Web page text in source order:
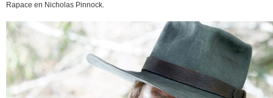
Rapace en Nicholas Pinnock.